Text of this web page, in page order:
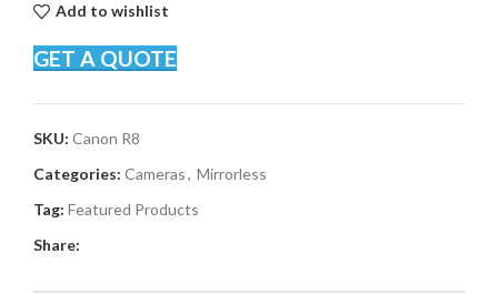
Add to wishlist
GET A QUOTE
SKU: Canon R8
Categories: Cameras, Mirrorless
Tag: Featured Products
Share: